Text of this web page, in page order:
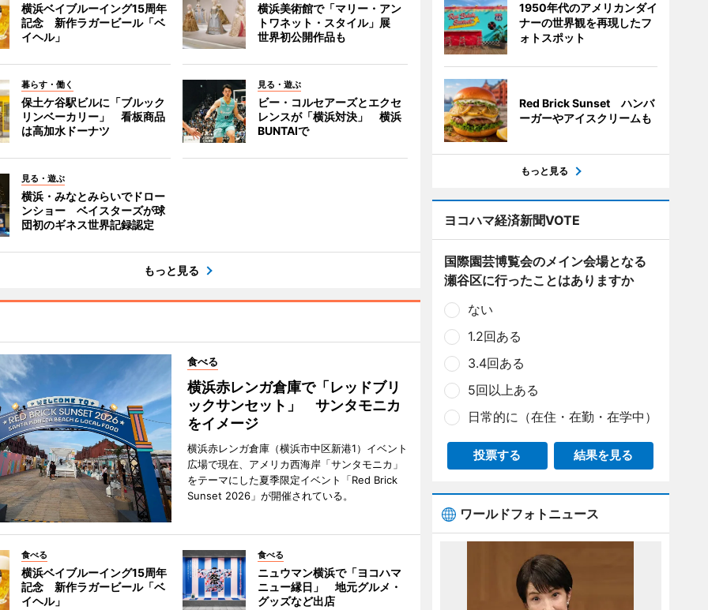
横浜ベイブルーイング15周年
記念 新作ラガービール「ベ
イヘル」
横浜美術館で「マリー・アン
トワネット・スタイル」展
世界初公開作品も
暮らす・働く
保土ケ谷駅ビルに「ブルック
リンベーカリー」 看板商品
は高加水ドーナツ
見る・遊ぶ
ビー・コルセアーズとエクセ
レンスが「横浜対決」 横浜
BUNTAIで
見る・遊ぶ
横浜・みなとみらいでドロー
ンショー ベイスターズが球
団初のギネス世界記録認定
もっと見る
食べる
横浜赤レンガ倉庫で「レッドブリ
ックサンセット」 サンタモニカ
をイメージ
横浜赤レンガ倉庫（横浜市中区新港1）イベント
広場で現在、アメリカ西海岸「サンタモニカ」
をテーマにした夏季限定イベント「Red Brick
Sunset 2026」が開催されている。
食べる
横浜ベイブルーイング15周年
記念 新作ラガービール「ベ
イヘル」
食べる
ニュウマン横浜で「ヨコハマ
ニュー縁日」 地元グルメ・
グッズなど出店
1950年代のアメリカンダイ
ナーの世界観を再現したフ
ォトスポット
Red Brick Sunset ハンバ
ーガーやアイスクリームも
もっと見る
ヨコハマ経済新聞VOTE
国際園芸博覧会のメイン会場となる
瀬谷区に行ったことはありますか
ない
1.2回ある
3.4回ある
5回以上ある
日常的に（在住・在勤・在学中）
投票する 結果を見る
ワールドフォトニュース